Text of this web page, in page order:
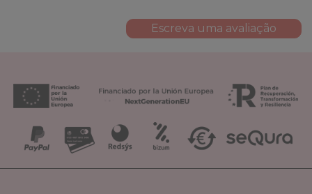
Escreva uma avaliação